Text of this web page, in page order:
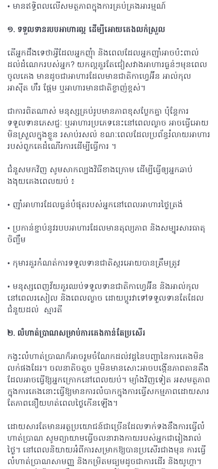
• មានឥទ្ធិពលលើសមត្ថភាពក្នុងការគ្រប់គ្រងអារម្មណ៍
១. ទទួលទានរបបអាហារល្អ ដើម្បីអោយគេង​លក់​ស្រួល
តើ​អ្នក​ដឹង​ទេ​ថា​អ្វីដែលអ្នកញុំា ​និង​ពេល​ដែល​អ្នក​ញ៉ាំ​អាច​ប៉ះពាល់​
ដល់​ដំណេក​របស់​អ្នក​? យកល្អគួរតែជៀសវាងអាហារធ្ងន់ៗមុនពេល
ចូលគេង មានដូចជាអាហារដែលមានជាតិកាហ្វេអ៊ីន អាល់កុល​
អាស៊ីត ហឹរ ផ្អែម ឬអាហារមានជាតិខ្លាញ់ខ្ពស់។
ជាការពិតណាស់ មនុស្សគ្រប់រូបមានភាពខុសប្លែកគ្នា ប៉ុន្តែការ
ទទួលទានភេសជ្ជៈ ឬអាហារប្រភេទនេះនៅពេលល្ងាច អាចធ្វើអោយ
មិនស្រួលក្នុងខ្លួន រសាប់រសល់ ខណៈពេលដែលប្រព័ន្ធរំលាយអាហារ
របស់ពួកគេដំណើរការដើម្បីធ្វើការ ។
ជំនួសមកវិញ សូមសាកល្បងវិធីខាងក្រោម ដើម្បីធ្វើឲ្យអ្នកឆាប់
ងងុយគេងពេលយប់ ៖
• ញ៉ាំអាហារដែលធ្ងន់បំផុតរបស់អ្នកនៅពេលអាហារថ្ងៃត្រង់
• ប្រកាន់ខ្ជាប់នូវរបបអាហារដែលមានតុល្យភាព និងសម្បូរសារធាតុ
ចិញ្ចឹម
• កុមារគួរកំណត់ការទទួលទានជាតិស្ករអោយបានត្រឹមត្រូវ
• មនុស្សពេញវ័យគួរឈប់ទទួលទានជាតិកាហ្វេអ៊ីន និងអាល់កុល
នៅពេលរសៀល និងពេលល្ងាច ដោយប្តូរវាទៅទទួលទានតែដែល
ជំនួយដល់ ស្មារតី
២. លំហាត់ប្រាណសម្រាប់ការគេងកាន់តែប្រសើរ
កង្វះលំហាត់ប្រាណក៏អាចរួមចំណែកដល់វដ្តនៃបញ្ហានៃការគេងមិន
លក់ផងដែរ។ ចលនាតិចតួច ឬមិនមានសោះអាចបង្កើនភាពតានតឹង
ដែលអាចធ្វើឱ្យអ្នកក្រោកនៅពេលយប់។ ម្យ៉ាងវិញទៀត អសមត្ថភាព​
ក្នុង​ការ​គេង​នោះ​ធ្វើ​ឱ្យ​មាន​ការ​លំបាក​ក្នុង​ការ​ធ្វើ​សកម្មភាព​ដោយ​សារ​
តែ​ភាព​នឿយហត់​ពេល​ថ្ងៃ​កើនឡើង។
ដោយសារតែមានអត្ថប្រយោជន៍ជាច្រើនដែលទាក់ទងនឹងការធ្វើលំ
ហាត់ប្រាណ សូមព្យាយាមធ្វើចលនារាងកាយរបស់អ្នកជារៀងរាល់
ថ្ងៃ។ នៅពេលនិយាយអំពីការសម្រាកឱ្យបានប្រសើរជាងមុន ការធ្វើ
លំហាត់ប្រាណសាមញ្ញ និងកម្រិតមធ្យមដូចជាការដើរ និងយូហ្គា។